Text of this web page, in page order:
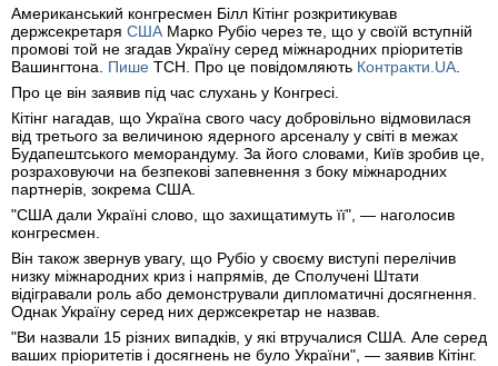
Американський конгресмен Білл Кітінг розкритикував
держсекретаря СШАМарко Рубіо через те, що у своїй вступній
промові той не згадав Україну серед міжнародних пріоритетів
Вашингтона. Пише ТСН. Про це повідомляють Контракти.UA.
Про це він заявив під час слухань у Конгресі.
Кітінг нагадав, що Україна свого часу добровільно відмовилася
від третього за величиною ядерного арсеналу у світі в межах
Будапештського меморандуму. За його словами, Київ зробив це,
розраховуючи на безпекові запевнення з боку міжнародних
партнерів, зокрема США.
"США дали Україні слово, що захищатимуть її", — наголосив
конгресмен.
Він також звернув увагу, що Рубіо у своєму виступі перелічив
низку міжнародних криз і напрямів, де Сполучені Штати
відігравали роль або демонстрували дипломатичні досягнення.
Однак Україну серед них держсекретар не назвав.
"Ви назвали 15 різних випадків, у які втручалися США. Але серед
ваших пріоритетів і досягнень не було України", — заявив Кітінг.